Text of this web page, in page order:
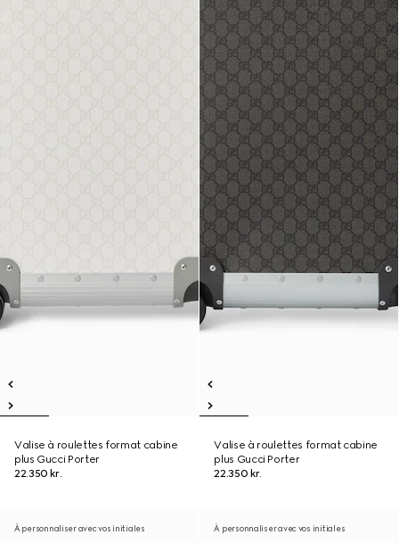
Valise à roulettes format cabine
plus Gucci Porter
22.350 kr.
Valise à roulettes format cabine
plus Gucci Porter
22.350 kr.
À personnaliser avec vos initiales À personnaliser avec vos initiales